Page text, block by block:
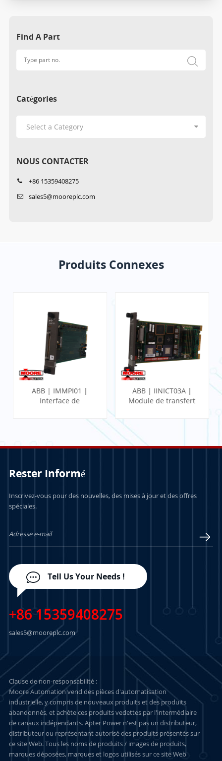
Find A Part
Catégories
NOUS CONTACTER
+86 15359408275
sales5@mooreplc.com
Produits Connexes
ABB | IMMPI01 |
Interface de
ABB | IINICT03A |
Module de transfert
Rester Informé
Inscrivez-vous pour des nouvelles, des mises à jour et des offres
spéciales.
Tell Us Your Needs !
+86 15359408275
sales5@mooreplc.com
Clause de non-responsabilité :
Moore Automation vend des pièces d'automatisation
industrielle, y compris de nouveaux produits et des produits
abandonnés, et achète ces produits vedettes par l'intermédiaire
de canaux indépendants. Apter Power n'est pas un distributeur,
distributeur ou représentant autorisé des produits présentés sur
ce site Web. Tous les noms de produits / images de produits,
marques déposées, marques et logos utilisés sur ce site Web